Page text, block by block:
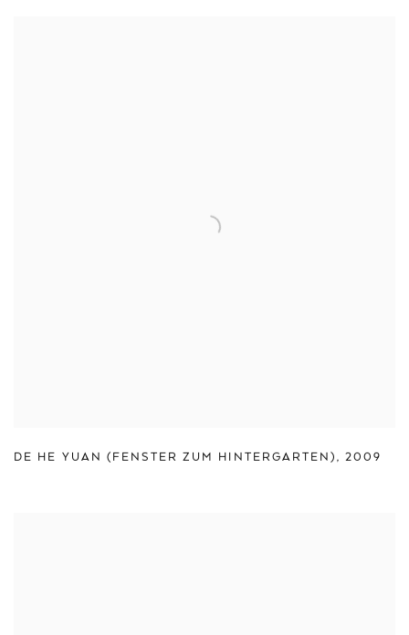
DE HE YUAN (FENSTER ZUM HINTERGARTEN), 2009